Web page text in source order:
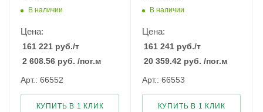
В наличии
Цена:
161 221 руб./т
2 608.56 руб. /пог.м
Арт.: 66552
КУПИТЬ В 1 КЛИК
В наличии
Цена:
161 241 руб./т
20 359.42 руб. /пог.м
Арт.: 66553
КУПИТЬ В 1 КЛИК